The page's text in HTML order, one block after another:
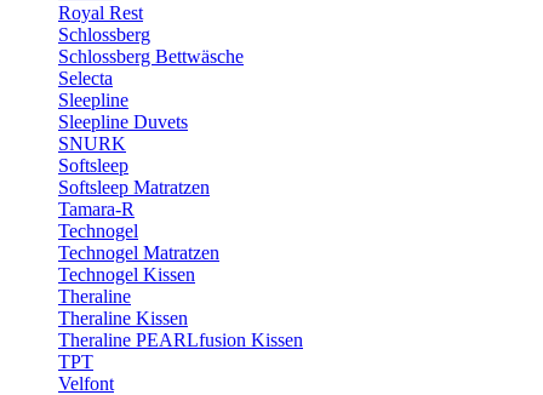
Royal Rest
Schlossberg
Schlossberg Bettwäsche
Selecta
Sleepline
Sleepline Duvets
SNURK
Softsleep
Softsleep Matratzen
Tamara-R
Technogel
Technogel Matratzen
Technogel Kissen
Theraline
Theraline Kissen
Theraline PEARLfusion Kissen
TPT
Velfont